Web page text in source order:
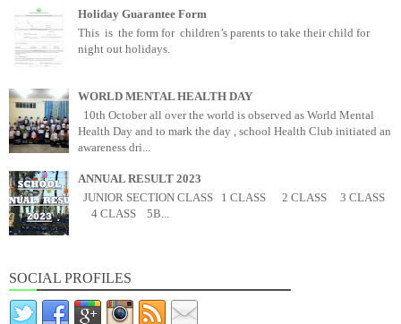
Holiday Guarantee Form
This is the form for children’s parents to take their child for
night out holidays.
WORLD MENTAL HEALTH DAY
10th October all over the world is observed as World Mental
Health Day and to mark the day , school Health Club initiated an
awareness dri...
ANNUAL RESULT 2023
JUNIOR SECTION CLASS 1 CLASS 2 CLASS 3 CLASS
4 CLASS 5B...
SOCIAL PROFILES